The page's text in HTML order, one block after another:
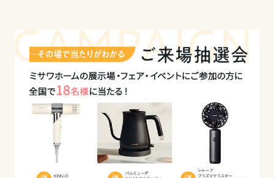
そして、それらをバラバラに仕切るのではなく、空
間的に連続性をもたせると、
家族みんながそれぞれの「好き」なことをしていて
もつながれる住まいになる。
さらに、行き止まりのない、まるで円を描くような
家事とプライベートな時間、家族それぞれの居場所
をつなげていく。
鹿児島県